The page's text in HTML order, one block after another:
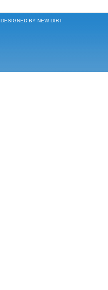
DESIGNED BY NEW DIRT